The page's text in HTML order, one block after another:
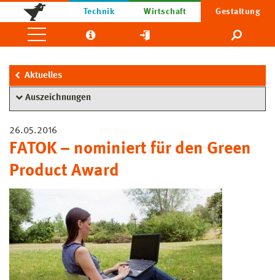
Technik Wirtschaft Gestaltung
Aktuelles
Auszeichnungen
26.05.2016
FATOK – nominiert für den Green
Product Award